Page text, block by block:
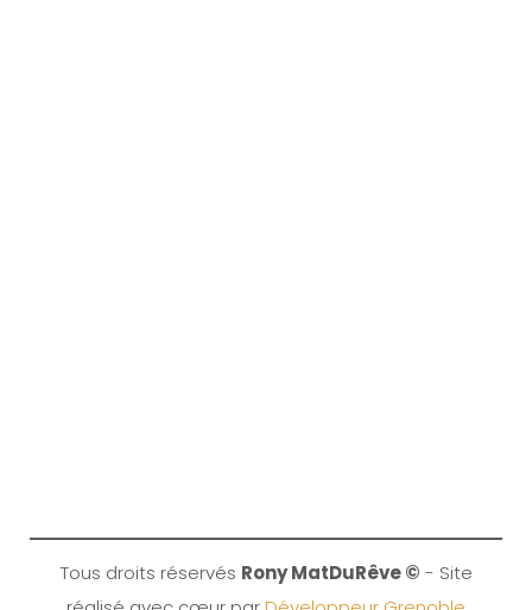
Tous droits réservés Rony MatDuRêve © - Site